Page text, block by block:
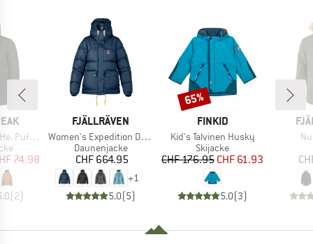
Jacket
Preis
74.98
(2)
MARKE
FJÄLLRÄVEN
Artikel
Women's Expedition Down Lite Jacket
Produktgruppe
Daunenjacke
Preis
CHF 664.95
+1
5.0(5)
MARKE
FINKID
Artikel
Kid's Talvinen Husky
Produktgruppe
Skijacke
Preis
CHF 176.95reduzierter Preis
CHF 61.93
5.0(3)
Rabatt
65%